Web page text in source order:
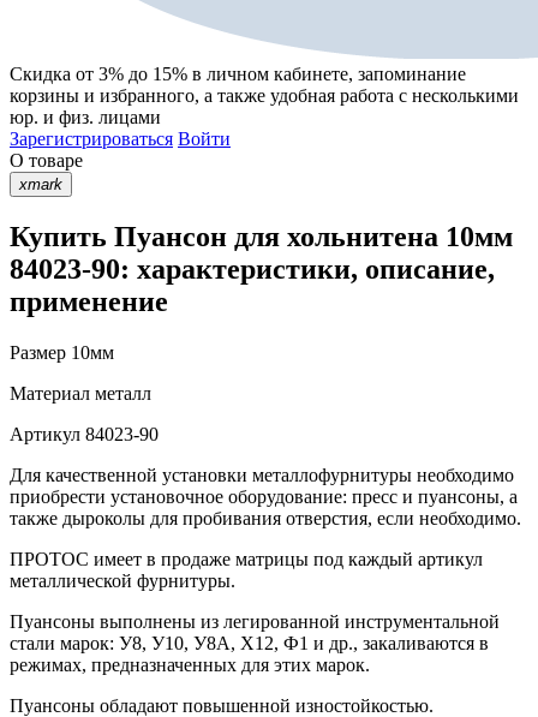
Скидка от 3% до 15% в личном кабинете, запоминание
корзины и избранного, а также удобная работа с несколькими
юр. и физ. лицами
Зарегистрироваться Войти
О товаре
xmark
Купить Пуансон для хольнитена 10мм
84023-90: характеристики, описание,
применение
Размер 10мм
Материал металл
Артикул 84023-90
Для качественной установки металлофурнитуры необходимо
приобрести установочное оборудование: пресс и пуансоны, а
также дыроколы для пробивания отверстия, если необходимо.
ПРОТОС имеет в продаже матрицы под каждый артикул
металлической фурнитуры.
Пуансоны выполнены из легированной инструментальной
стали марок: У8, У10, У8А, Х12, Ф1 и др., закаливаются в
режимах, предназначенных для этих марок.
Пуансоны обладают повышенной изностойкостью.